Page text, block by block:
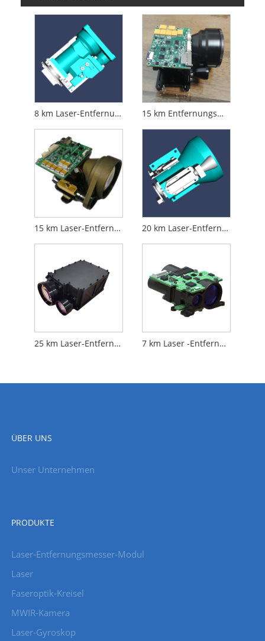
8 km Laser-Entfernungsmesser-Modul 15 km Entfernungsmesser-Modul
15 km Laser-Entfernungsmesser-Modul 20 km Laser-Entfernungsmesser-Modul
25 km Laser-Entfernungsmesser-Modul 7 km Laser -Entfernungsmodul
ÜBER UNS
Unser Unternehmen
PRODUKTE
Laser-Entfernungsmesser-Modul
Laser
Faseroptik-Kreisel
MWIR-Kamera
Laser-Gyroskop